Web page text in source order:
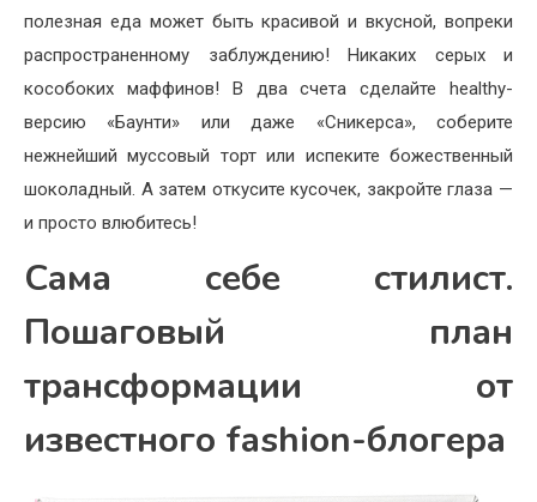
полезная еда может быть красивой и вкусной, вопреки
распространенному заблуждению! Никаких серых и
кособоких маффинов! В два счета сделайте healthy-
версию «Баунти» или даже «Сникерса», соберите
нежнейший муссовый торт или испеките божественный
шоколадный. А затем откусите кусочек, закройте глаза —
и просто влюбитесь!
Сама себе стилист.
Пошаговый план
трансформации от
известного fashion-блогера